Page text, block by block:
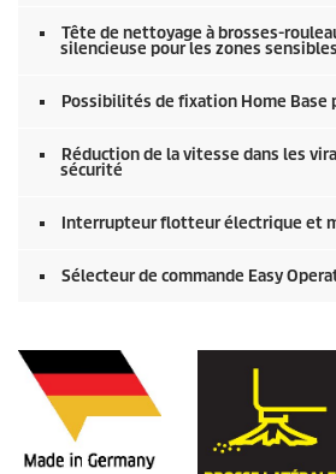
Tête de nettoyage à brosses-
silencieuse pour les zones
Possibilités de fixation Home Base
Réduction de la vitesse dans les
sécurité
Interrupteur flotteur électrique et
Sélecteur de commande Easy